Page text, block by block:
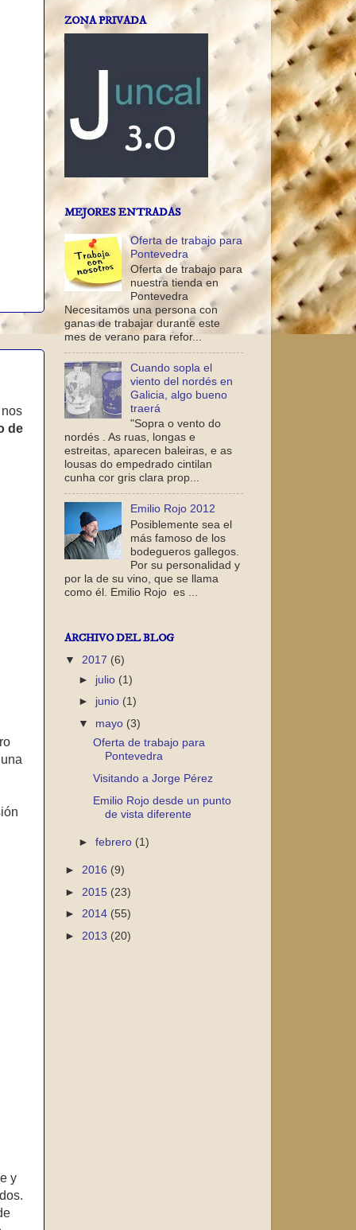
de
y
ZONA PRIVADA
MEJORES ENTRADAS
Oferta de trabajo para
Pontevedra
Oferta de trabajo para
nuestra tienda en
Pontevedra
Necesitamos una persona con
ganas de trabajar durante este
mes de verano para refor...
Cuando sopla el
viento del nordés en
Galicia, algo bueno
traerá
"Sopra o vento do
nordés . As ruas, longas e
estreitas, aparecen baleiras, e as
lousas do empedrado cintilan
cunha cor gris clara prop...
Emilio Rojo 2012
Posiblemente sea el
más famoso de los
bodegueros gallegos.
Por su personalidad y
por la de su vino, que se llama
como él. Emilio Rojo es ...
ARCHIVO DEL BLOG
▼ 2017 (6)
► julio (1)
► junio (1)
▼ mayo (3)
Oferta de trabajo para
Pontevedra
Visitando a Jorge Pérez
Emilio Rojo desde un punto
de vista diferente
►febrero (1)
► 2016 (9)
► 2015 (23)
► 2014 (55)
► 2013 (20)